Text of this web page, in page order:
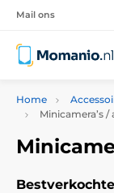
Mail ons
Home
Minicamera’s /